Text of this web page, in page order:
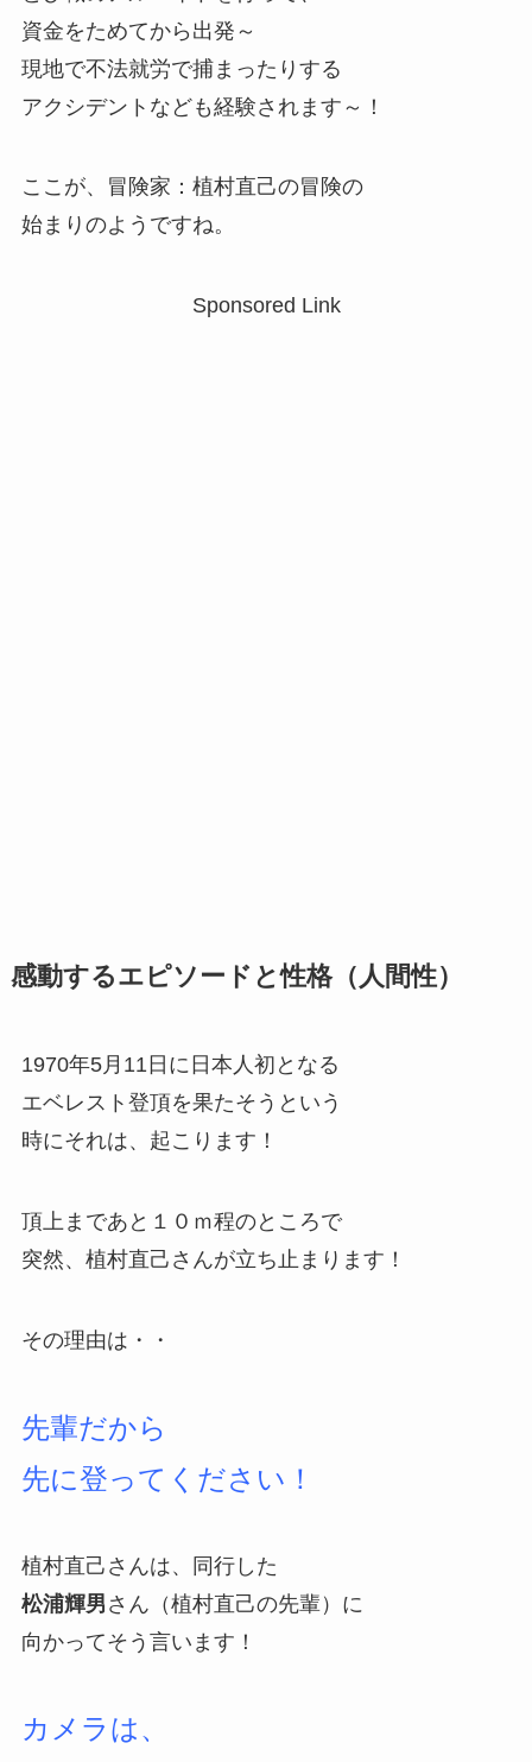
資金をためてから出発～
現地で不法就労で捕まったりする
アクシデントなども経験されます～！
ここが、冒険家：植村直己の冒険の
始まりのようですね。
Sponsored Link
感動するエピソードと性格（人間性）
1970年5月11日に日本人初となる
エベレスト登頂を果たそうという
時にそれは、起こります！
頂上まであと１０ｍ程のところで
突然、植村直己さんが立ち止まります！
その理由は・・
先輩だから
先に登ってください！
植村直己さんは、同行した
松浦輝男 さん（植村直己の先輩）に
向かってそう言います！
カメラは、